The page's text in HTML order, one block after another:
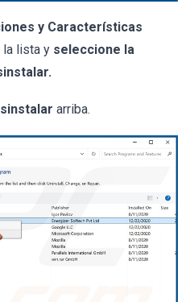
y Características
la lista y seleccione la
arriba.